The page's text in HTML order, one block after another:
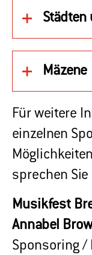
Städten
Mäzene
Für weitere
einzelnen
sprechen
Musikfest
Annabel
Sponsoring /